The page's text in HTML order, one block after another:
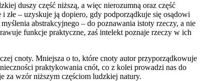
duszy część niższą, a więc nierozumną oraz część
złe – uzyskuje ją dopiero, gdy podporządkuje się osądowi
abstrakcyjnego – do poznawania istoty rzeczy, a nie
funkcje praktyczne, zaś intelekt poznaje rzeczy w ich
cnoty. Mniejsza o to, które cnoty autor przyporządkowuje
praktykowania cnót, co z kolei prowadzi nas do
za wzór niższym częściom ludzkiej natury.